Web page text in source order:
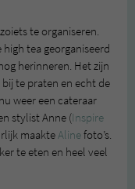
te organiseren.
tea georganiseerd
herinneren. Het zijn
te praten en echt de
weer een cateraar
stylist Anne (Inspire
maakteAlinefoto’s.
te eten en heel veel